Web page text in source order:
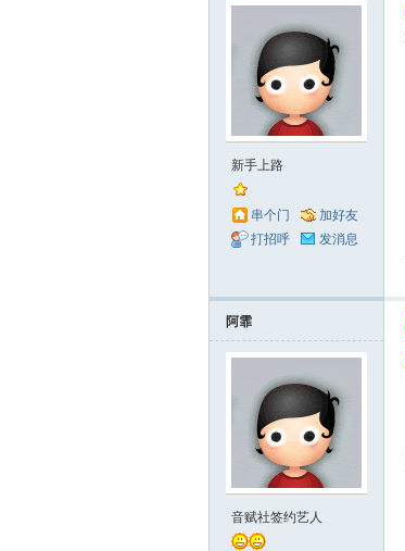
新手上路
串个门
加好友
打招呼
发消息
阿霏
音赋社签约艺人